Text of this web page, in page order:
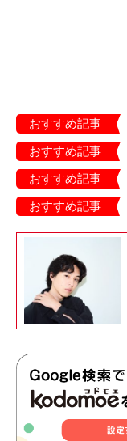
おすすめ記事
おすすめ記事
おすすめ記事
おすすめ記事